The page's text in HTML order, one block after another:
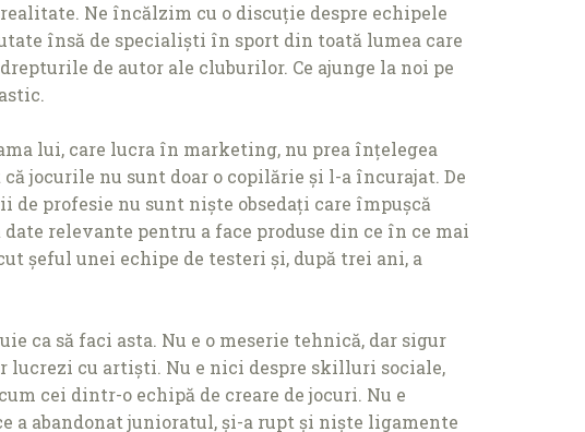
Ne încălzim cu o discuţie despre echipele
însă de specialiști în sport din toată lumea care
de autor ale cluburilor. Ce ajunge la noi pe
lui, care lucra în marketing, nu prea înţelegea
jocurile nu sunt doar o copilărie și l-a încurajat. De
de profesie nu sunt niște obsedaţi care împușcă
relevante pentru a face produse din ce în ce mai
șeful unei echipe de testeri și, după trei ani, a
ca să faci asta. Nu e o meserie tehnică, dar sigur
lucrezi cu artiști. Nu e nici despre skilluri sociale,
cei dintr-o echipă de creare de jocuri. Nu e
a abandonat junioratul, și-a rupt și niște ligamente